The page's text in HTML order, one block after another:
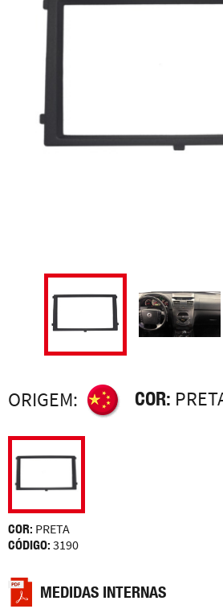
ORIGEM: COR:
COR: PRETA
CÓDIGO: 3190
MEDIDAS INTERNAS